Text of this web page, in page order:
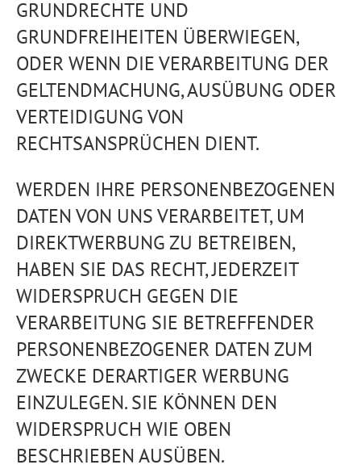
GRUNDRECHTE UND
GRUNDFREIHEITEN ÜBERWIEGEN,
ODER WENN DIE VERARBEITUNG DER
GELTENDMACHUNG, AUSÜBUNG ODER
VERTEIDIGUNG VON
RECHTSANSPRÜCHEN DIENT.
WERDEN IHRE PERSONENBEZOGENEN
DATEN VON UNS VERARBEITET, UM
DIREKTWERBUNG ZU BETREIBEN,
HABEN SIE DAS RECHT, JEDERZEIT
WIDERSPRUCH GEGEN DIE
VERARBEITUNG SIE BETREFFENDER
PERSONENBEZOGENER DATEN ZUM
ZWECKE DERARTIGER WERBUNG
EINZULEGEN. SIE KÖNNEN DEN
WIDERSPRUCH WIE OBEN
BESCHRIEBEN AUSÜBEN.